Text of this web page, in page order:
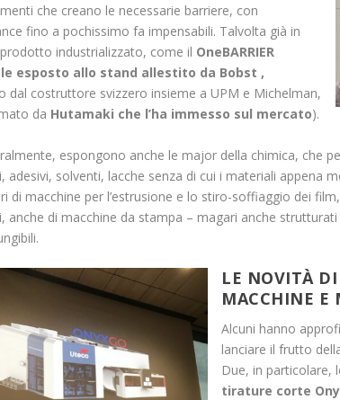
che creano le necessarie barriere, con
fino a pochissimo fa impensabili. Talvolta già in
industrializzato, come il OneBARRIER
esposto allo stand allestito da Bobst ,
dal costruttore svizzero insieme a UPM e Michelman,
da Hutamaki che l’ha immesso sul mercato).
espongono anche le major della chimica, che
adesivi, solventi, lacche senza di cui i materiali appena
di macchine per l’estrusione e lo stiro-soffiaggio dei
anche di macchine da stampa – magari anche
LE NOVITÀ
MACCHINE E
Alcuni hanno
lanciare il frutto
Due, in particolare,
tirature corte